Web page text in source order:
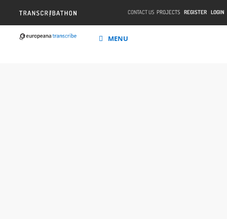
CONTACT US PROJECTS REGISTER LOGIN
MENU